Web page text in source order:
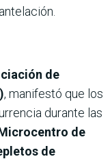
de
, manifestó que los
durante las
de
de